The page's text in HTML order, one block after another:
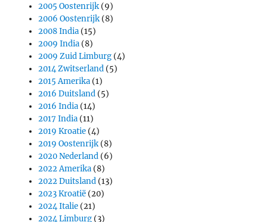
2005 Oostenrijk (9)
2006 Oostenrijk (8)
2008 India (15)
2009 India (8)
2009 Zuid Limburg (4)
2014 Zwitserland (5)
2015 Amerika (1)
2016 Duitsland (5)
2016 India (14)
2017 India (11)
2019 Kroatie (4)
2019 Oostenrijk (8)
2020 Nederland (6)
2022 Amerika (8)
2022 Duitsland (13)
2023 Kroatië (20)
2024 Italie (21)
2024 Limburg (3)